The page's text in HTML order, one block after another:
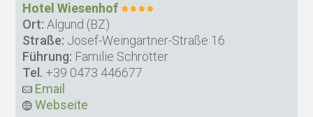
Hotel Wiesenhof
Ort: Algund (BZ)
Straße: Josef-Weingartner-Straße 16
Führung: Familie Schrötter
Tel. +39 0473 446677
Email
Webseite